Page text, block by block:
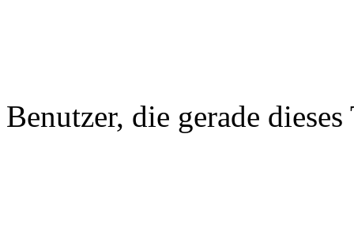
Benutzer, die gerade